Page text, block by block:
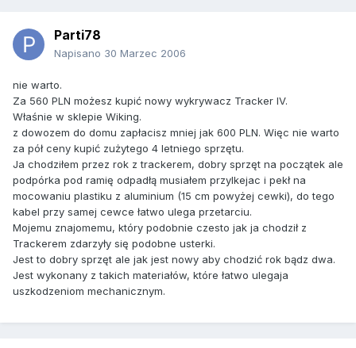
Parti78
Napisano 30 Marzec 2006
nie warto.
Za 560 PLN możesz kupić nowy wykrywacz Tracker IV.
Właśnie w sklepie Wiking.
z dowozem do domu zapłacisz mniej jak 600 PLN. Więc nie warto
za pół ceny kupić zużytego 4 letniego sprzętu.
Ja chodziłem przez rok z trackerem, dobry sprzęt na początek ale
podpórka pod ramię odpadłą musiałem przylkejac i pekł na
mocowaniu plastiku z aluminium (15 cm powyżej cewki), do tego
kabel przy samej cewce łatwo ulega przetarciu.
Mojemu znajomemu, który podobnie czesto jak ja chodził z
Trackerem zdarzyły się podobne usterki.
Jest to dobry sprzęt ale jak jest nowy aby chodzić rok bądz dwa.
Jest wykonany z takich materiałów, które łatwo ulegaja
uszkodzeniom mechanicznym.